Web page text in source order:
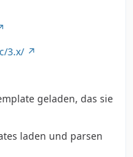
3.x/
geladen, das sie
laden und parsen